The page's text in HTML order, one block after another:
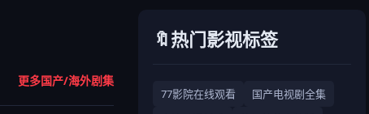
更多国产/海外剧集
🔖热门影视标签
77影院在线观看
国产电视剧全集